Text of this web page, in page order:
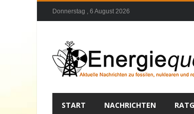
Donnerstag , 6 August 2026
START NACHRICHTEN